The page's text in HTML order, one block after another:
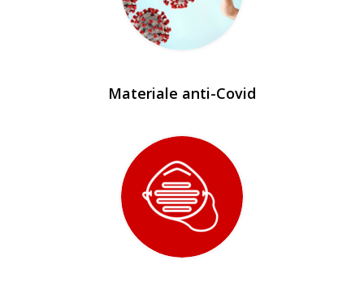
Materiale anti-Covid